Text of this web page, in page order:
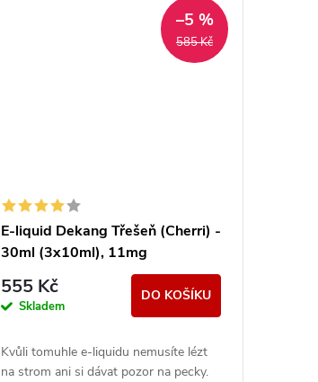
585 Kč
–5 %
E-liquid Dekang Třešeň (Cherri) -
30ml (3x10ml), 11mg
555 Kč
Skladem
DO KOŠÍKU
Kvůli tomuhle e-liquidu nemusíte lézt
na strom ani si dávat pozor na pecky.